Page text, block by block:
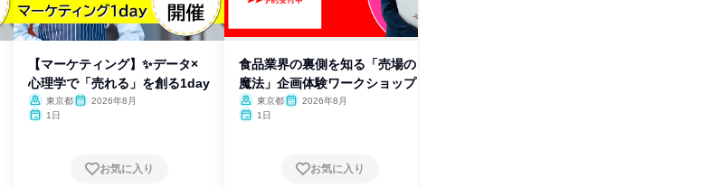
【マーケティング】✨データ×
心理学で「売れる」を創る1day
東京都
2026年8月
1日
お気に入り
食品業界の裏側を知る「売場の
魔法」企画体験ワークショップ
東京都
2026年8月
1日
お気に入り